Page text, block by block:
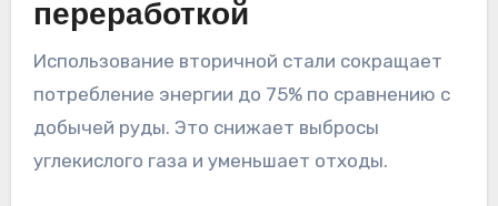
переработкой
Использование вторичной стали сокращает
потребление энергии до 75% по сравнению с
добычей руды. Это снижает выбросы
углекислого газа и уменьшает отходы.